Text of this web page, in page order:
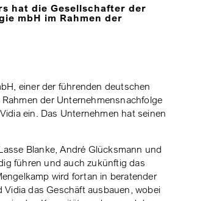
hat die Gesellschafter der
mbH im Rahmen der
einer der führenden deutschen
der Unternehmensnachfolge
ein. Das Unternehmen hat seinen
Blanke, André Glücksmann und
führen und auch zukünftig das
wird fortan in beratender
das Geschäft ausbauen, wobei